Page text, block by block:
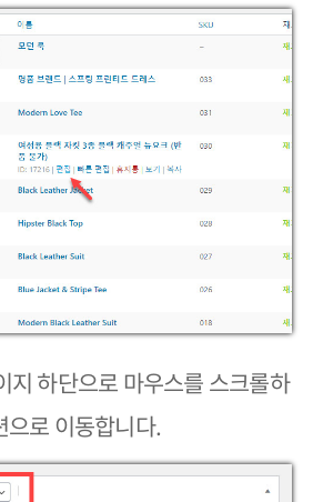
지 하단으로 마우스를 스크롤하
으로 이동합니다.